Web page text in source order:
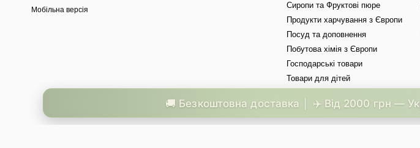
Мобільна версія
Сиропи та Фруктові пюре
Продукти харчування з Європи
Посуд та доповнення
Побутова хімія з Європи
Господарські товари
Товари для дітей